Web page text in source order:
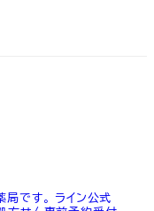
です。 ライン公式